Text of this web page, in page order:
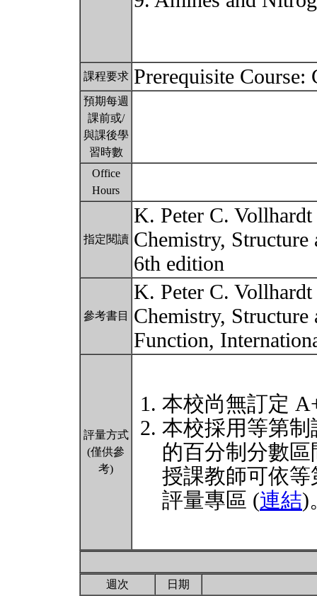
課程要求 Prerequisite
預期每週
課前或/
與課後學
習時數
Office
Hours
指定閱讀
K. Peter C.
Chemistry,
6th edition
參考書目
K. Peter C.
Chemistry, Structure
Function,
評量方式
(僅供參
考)
本校尚無訂定
本校採用等第
的百分制分數
授課教師可依
評量專區 (連結)
週次 日期